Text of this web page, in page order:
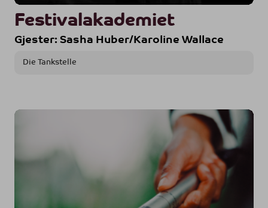
Festivalakademiet
Gjester: Sasha Huber/Karoline Wallace
Die Tankstelle